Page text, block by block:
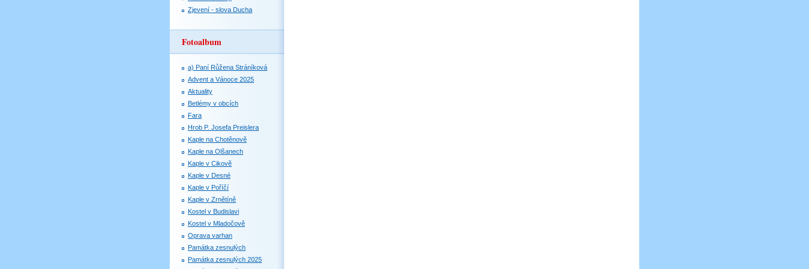
Zjevení - slova Ducha
Fotoalbum
a) Paní Růžena Stráníková
Advent a Vánoce 2025
Aktuality
Betlémy v obcích
Fara
Hrob P. Josefa Preislera
Kaple na Chotěnově
Kaple na Olšanech
Kaple v Cikově
Kaple v Desné
Kaple v Poříčí
Kaple v Zrnětíně
Kostel v Budislavi
Kostel v Mladočově
Oprava varhan
Památka zesnulých
Památka zesnulých 2025